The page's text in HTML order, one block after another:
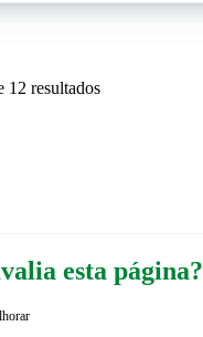
12 resultados
esta página?